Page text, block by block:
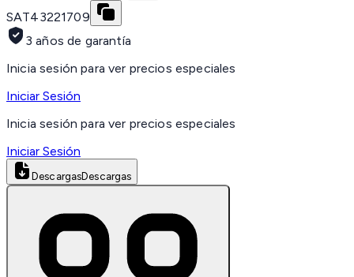
SAT43221709
3 años de garantía
Inicia sesión para ver precios especiales
Iniciar Sesión
Inicia sesión para ver precios especiales
Iniciar Sesión
DescargasDescargas